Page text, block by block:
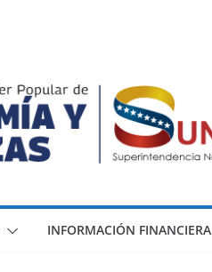
INFORMACIÓN FINANCIERA